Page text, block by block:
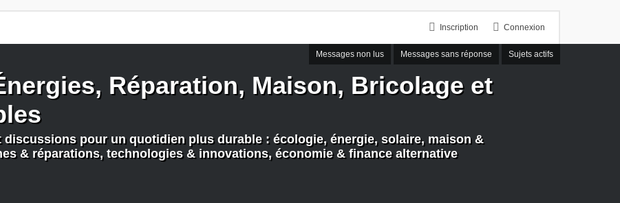
Connexion
Inscription
Messages non lus Messages sans réponse Sujets actifs
Réparation, Maison, Bricolage et
pour un quotidien plus durable : écologie, énergie, solaire, maison &
& réparations, technologies & innovations, économie & finance alternative